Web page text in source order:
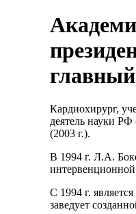
главный
Кардиохирург,
деятель науки
(2003 г.).
В 1994 г. Л.А.
С 1994 г.
заведует